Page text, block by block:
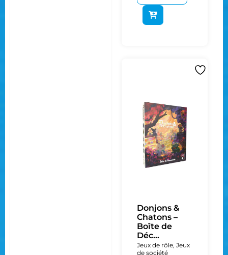
Donjons &
Chatons –
Boîte de
Déc...
Jeux de rôle, Jeux
de société